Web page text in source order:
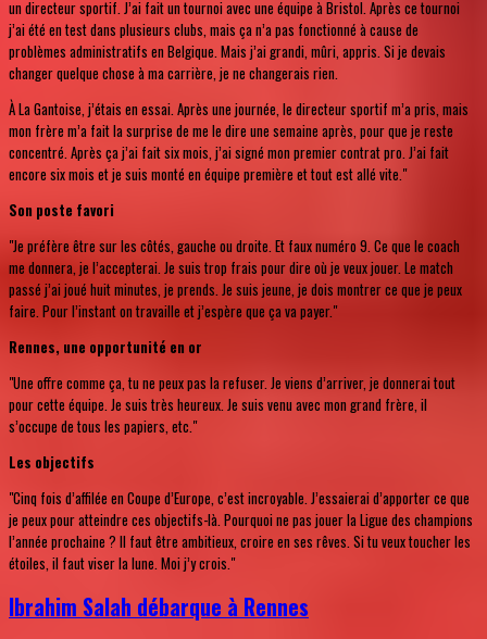
un directeur sportif. J’ai fait un tournoi avec une équipe à Bristol. Après ce tournoi
j’ai été en test dans plusieurs clubs, mais ça n’a pas fonctionné à cause de
problèmes administratifs en Belgique. Mais j’ai grandi, mûri, appris. Si je devais
changer quelque chose à ma carrière, je ne changerais rien.
À La Gantoise, j’étais en essai. Après une journée, le directeur sportif m’a pris, mais
mon frère m’a fait la surprise de me le dire une semaine après, pour que je reste
concentré. Après ça j’ai fait six mois, j’ai signé mon premier contrat pro. J’ai fait
encore six mois et je suis monté en équipe première et tout est allé vite."
Son poste favori
"Je préfère être sur les côtés, gauche ou droite. Et faux numéro 9. Ce que le coach
me donnera, je l’accepterai. Je suis trop frais pour dire où je veux jouer. Le match
passé j’ai joué huit minutes, je prends. Je suis jeune, je dois montrer ce que je peux
faire. Pour l’instant on travaille et j’espère que ça va payer."
Rennes, une opportunité en or
"Une offre comme ça, tu ne peux pas la refuser. Je viens d’arriver, je donnerai tout
pour cette équipe. Je suis très heureux. Je suis venu avec mon grand frère, il
s’occupe de tous les papiers, etc."
Les objectifs
"Cinq fois d’affilée en Coupe d’Europe, c’est incroyable. J’essaierai d’apporter ce que
je peux pour atteindre ces objectifs-là. Pourquoi ne pas jouer la Ligue des champions
l’année prochaine ? Il faut être ambitieux, croire en ses rêves. Si tu veux toucher les
étoiles, il faut viser la lune. Moi j’y crois."
Ibrahim Salah débarque à Rennes